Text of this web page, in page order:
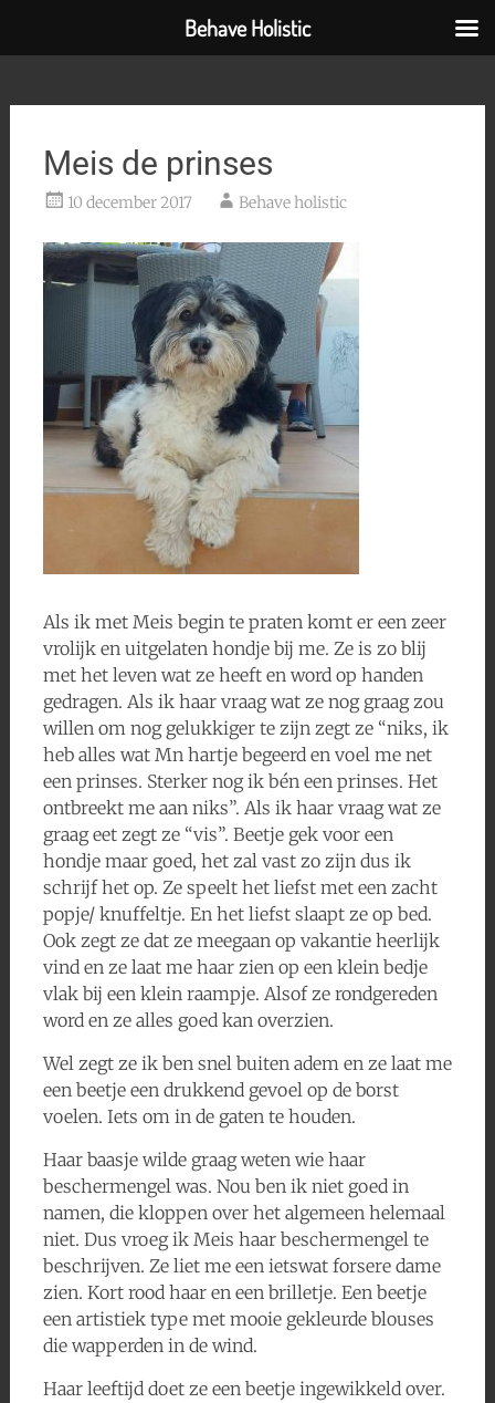
inhoudMeis de prinses
10 december 2017 Behave holistic
Als ik met Meis begin te praten komt er een zeer
vrolijk en uitgelaten hondje bij me. Ze is zo blij
met het leven wat ze heeft en word op handen
gedragen. Als ik haar vraag wat ze nog graag zou
willen om nog gelukkiger te zijn zegt ze “niks, ik
heb alles wat Mn hartje begeerd en voel me net
een prinses. Sterker nog ik bén een prinses. Het
ontbreekt me aan niks”. Als ik haar vraag wat ze
graag eet zegt ze “vis”. Beetje gek voor een
hondje maar goed, het zal vast zo zijn dus ik
schrijf het op. Ze speelt het liefst met een zacht
popje/ knuffeltje. En het liefst slaapt ze op bed.
Ook zegt ze dat ze meegaan op vakantie heerlijk
vind en ze laat me haar zien op een klein bedje
vlak bij een klein raampje. Alsof ze rondgereden
word en ze alles goed kan overzien.
Wel zegt ze ik ben snel buiten adem en ze laat me
een beetje een drukkend gevoel op de borst
voelen. Iets om in de gaten te houden.
Haar baasje wilde graag weten wie haar
beschermengel was. Nou ben ik niet goed in
namen, die kloppen over het algemeen helemaal
niet. Dus vroeg ik Meis haar beschermengel te
beschrijven. Ze liet me een ietswat forsere dame
zien. Kort rood haar en een brilletje. Een beetje
een artistiek type met mooie gekleurde blouses
die wapperden in de wind.
Haar leeftijd doet ze een beetje ingewikkeld over.
Behave Holistic